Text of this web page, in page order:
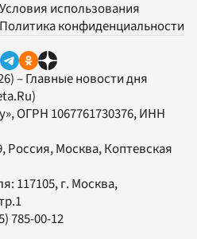
Условия использования
Политика конфиденциальности
– Главные новости дня
, ОГРН 1067761730376, ИНН
Россия, Москва, Коптевская
117105, г. Москва,
785-00-12